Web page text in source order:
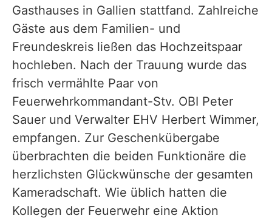
Gasthauses in Gallien stattfand. Zahlreiche
Gäste aus dem Familien- und
Freundeskreis ließen das Hochzeitspaar
hochleben. Nach der Trauung wurde das
frisch vermählte Paar von
Feuerwehrkommandant-Stv. OBI Peter
Sauer und Verwalter EHV Herbert Wimmer,
empfangen. Zur Geschenkübergabe
überbrachten die beiden Funktionäre die
herzlichsten Glückwünsche der gesamten
Kameradschaft. Wie üblich hatten die
Kollegen der Feuerwehr eine Aktion